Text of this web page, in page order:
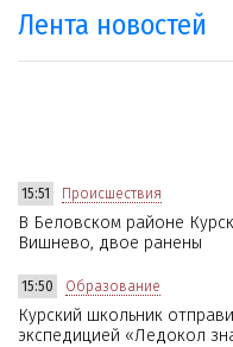
Лента новостей
15:51 Происшествия
В Беловском районе
Вишнево, двое ранены
15:50 Образование
Курский школьник
экспедицией «Ледокол